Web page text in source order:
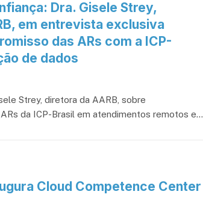
Dra. Gisele Strey,
em entrevista exclusiva
das ARs com a ICP-
de dados
Strey, diretora da AARB, sobre
da ICP-Brasil em atendimentos remotos e…
Cloud Competence Center